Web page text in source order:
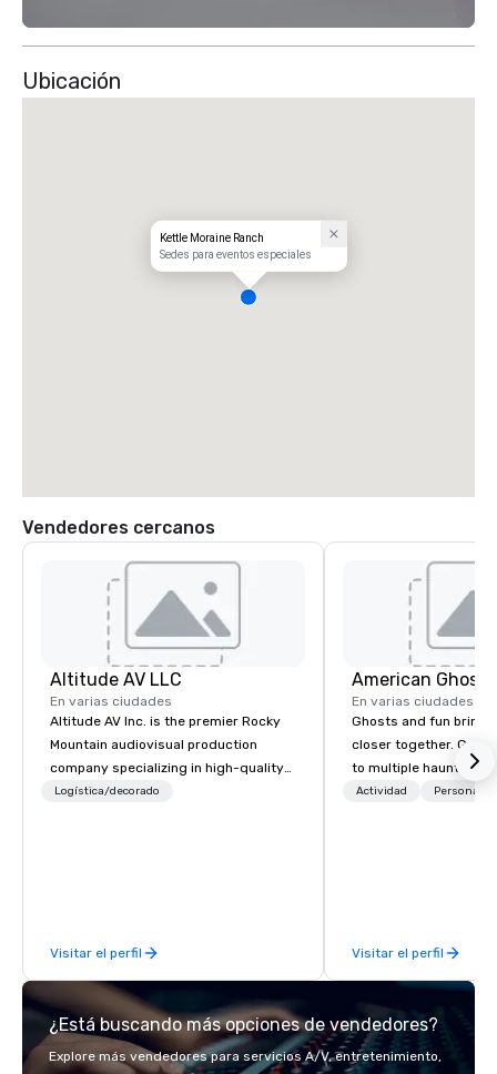
Ubicación
Kettle Moraine Ranch
Sedes para eventos especiales
Vendedores cercanos
Altitude AV LLC
En varias ciudades
Altitude AV Inc. is the premier Rocky
Mountain audiovisual production
company specializing in high-quality
audio, video, and event technology
execution, and expert on-site support
to ensure exceptional experiences for
meetings, conferences, and live
events.
Logística/decorado
Visitar el perfil
American Ghost
En varias ciudades
Ghosts and fun bring
closer together. Guided experiences
to multiple haunted
group will be treated
time they've asked
something different
venues to host your
quite challenging.
you want is another
Actividad Personal
Visitar el perfil
¿Está buscando más opciones de vendedores?
Explore más vendedores para servicios A/V, entretenimiento,